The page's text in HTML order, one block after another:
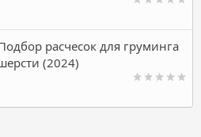
расчесок для груминга
(2024)